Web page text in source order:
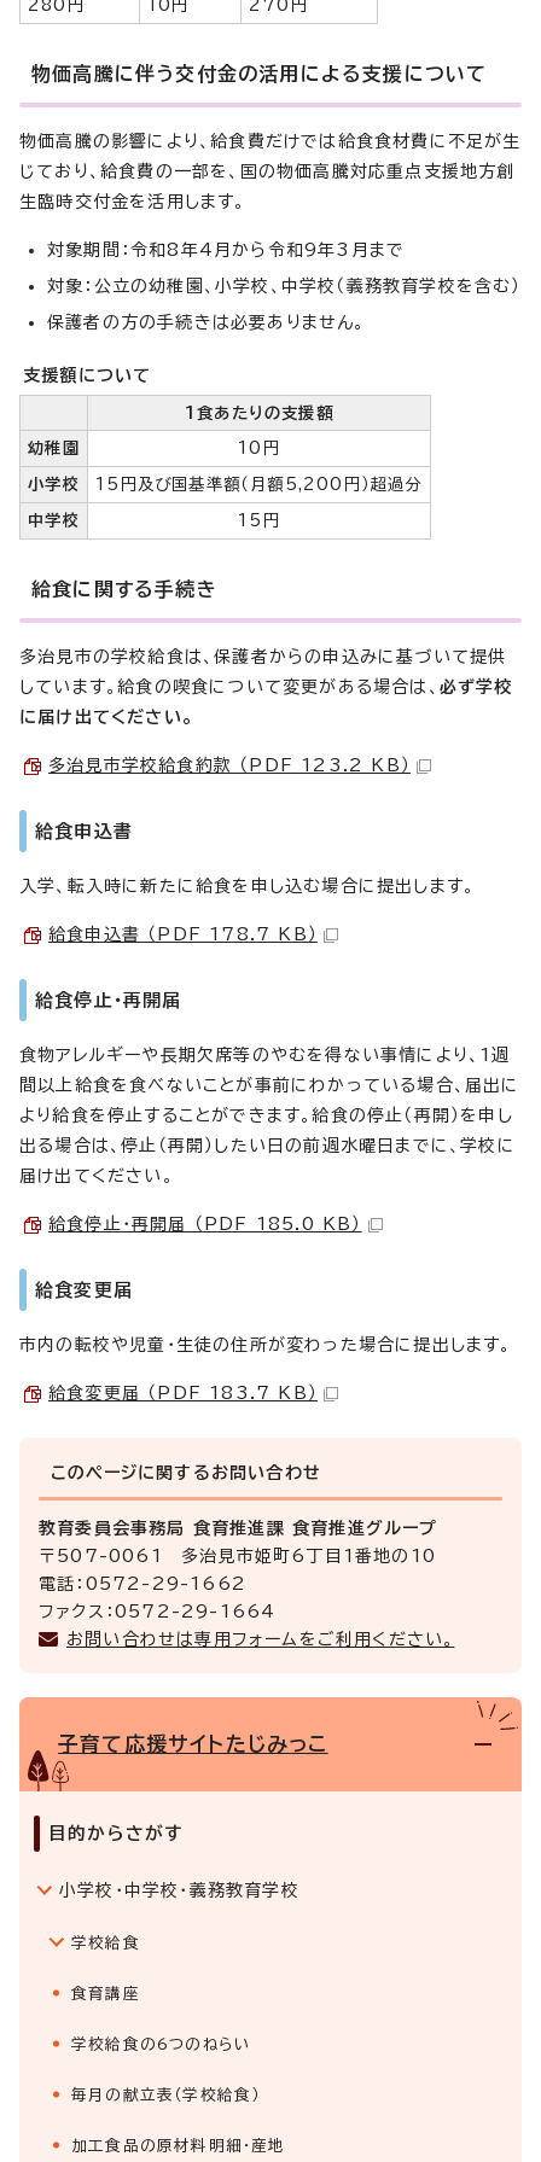
280円 10円 270円
物価高騰に伴う交付金の活用による支援について
物価高騰の影響により、給食費だけでは給食食材費に不足が生
じており、給食費の一部を、国の物価高騰対応重点支援地方創
生臨時交付金を活用します。
対象期間：令和8年4月から令和9年3月まで
対象：公立の幼稚園、小学校、中学校（義務教育学校を含む）
保護者の方の手続きは必要ありません。
支援額について
1食あたりの支援額
幼稚園 10円
小学校 15円及び国基準額（月額5,200円）超過分
中学校 15円
給食に関する手続き
多治見市の学校給食は、保護者からの申込みに基づいて提供
しています。給食の喫食について変更がある場合は、 必ず学校
に届け出てください。
多治見市学校給食約款 （PDF 123.2 KB）
給食申込書
入学、転入時に新たに給食を申し込む場合に提出します。
給食申込書 （PDF 178.7 KB）
給食停止・再開届
食物アレルギーや長期欠席等のやむを得ない事情により、1週
間以上給食を食べないことが事前にわかっている場合、届出に
より給食を停止することができます。給食の停止（再開）を申し
出る場合は、停止（再開）したい日の前週水曜日までに、学校に
届け出てください。
給食停止・再開届 （PDF 185.0 KB）
給食変更届
市内の転校や児童・生徒の住所が変わった場合に提出します。
給食変更届 （PDF 183.7 KB）
このページに関する お問い合わせ
教育委員会事務局 食育推進課 食育推進グループ
〒507-0061 多治見市姫町6丁目1番地の10
電話：0572-29-1662
ファクス：0572-29-1664
お問い合わせは専用フォームをご利用ください。
子育て応援サイトたじみっこ
目的からさがす
小学校・中学校・義務教育学校
学校給食
食育講座
学校給食の6つのねらい
毎月の献立表（学校給食）
加工食品の原材料明細・産地